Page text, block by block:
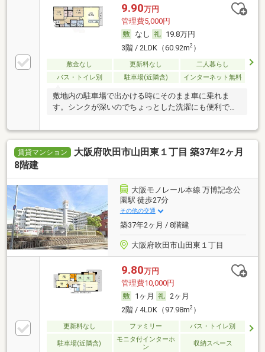
9.90万円
管理費5,000円
なし
19.8万円
3階 / 2LDK（60.92m2）
敷金なし 更新料なし
二人暮らし
バス・トイレ別
駐車場(近隣含) インターネット無料
敷地内の駐車場で出かける時にそのまま車に乗れま
す。シンクが深いのでちょっとした洗濯にも便利で
賃貸マンション
大阪府吹田市山田東１丁目 築37年2ヶ月
8階建
大阪モノレール本線 万博記念公
園駅 徒歩27分
その他の交通
築37年2ヶ月 / 8階建
大阪府吹田市山田東１丁目
9.80万円
管理費10,000円
1ヶ月
2ヶ月
2階 / 4LDK（97.98m2）
更新料なし ファミリー バス・トイレ別
駐車場(近隣含)
モニタ付インターホ
ン
収納スペース